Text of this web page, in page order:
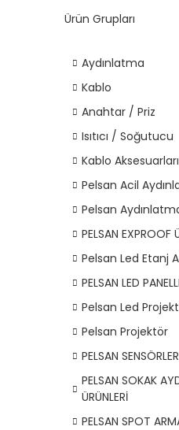
Ürün Grupları
Aydınlatma
Kablo
Anahtar / Priz
Isıtıcı / Soğutucu
Kablo Aksesuarları
Pelsan Acil
Pelsan
PELSAN EXPROOF
Pelsan Led Etanj
PELSAN LED
Pelsan Led
Pelsan Projektör
PELSAN SENSÖRLER
PELSAN SOKAK
ÜRÜNLERİ
PELSAN SPOT